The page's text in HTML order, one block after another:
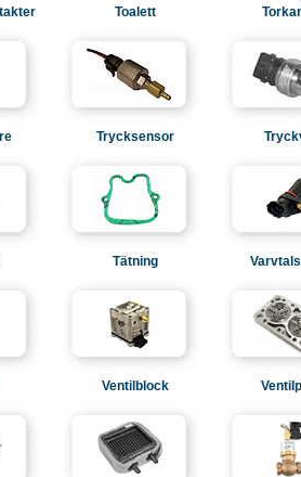
Toalett
Trycksensor
Tätning
Ventilblock